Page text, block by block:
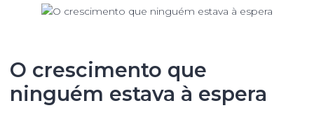
O crescimento que
ninguém estava à espera